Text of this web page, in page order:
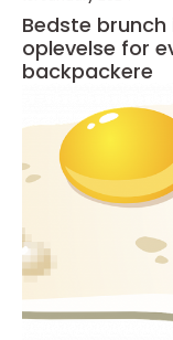
Bedste brunch
oplevelse for
backpackere